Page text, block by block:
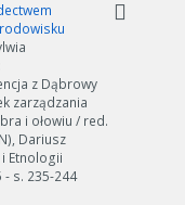
z Dąbrowy
zarządzania
i ołowiu / red.
Dariusz
Etnologii
- s. 235-244